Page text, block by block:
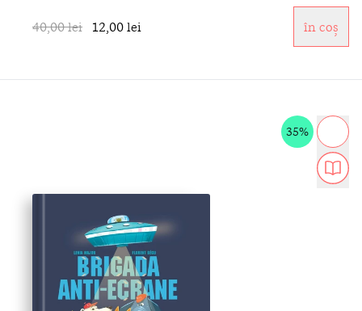
40,00 lei 12,00 lei în coș
35%